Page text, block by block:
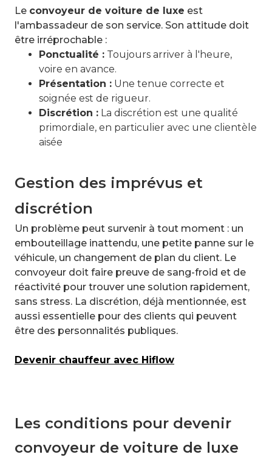
Le convoyeur de voiture de luxe est
l'ambassadeur de son service. Son attitude doit
être irréprochable :
Ponctualité : Toujours arriver à l'heure,
voire en avance.
Présentation : Une tenue correcte et
soignée est de rigueur.
Discrétion : La discrétion est une qualité
primordiale, en particulier avec une clientèle
aisée
Gestion des imprévus et
discrétion
Un problème peut survenir à tout moment : un
embouteillage inattendu, une petite panne sur le
véhicule, un changement de plan du client. Le
convoyeur doit faire preuve de sang-froid et de
réactivité pour trouver une solution rapidement,
sans stress. La discrétion, déjà mentionnée, est
aussi essentielle pour des clients qui peuvent
être des personnalités publiques.
Devenir chauffeur avec Hiflow
Les conditions pour devenir
convoyeur de voiture de luxe